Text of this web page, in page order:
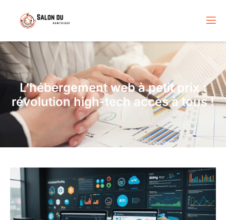
L’hébergement web à petit prix :
révolution high-tech accès à tous !